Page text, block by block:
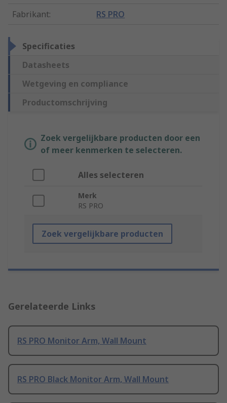
Fabrikant: RS PRO
Specificaties
Datasheets
Wetgeving en compliance
Productomschrijving
Zoek vergelijkbare producten door een
of meer kenmerken te selecteren.
Alles selecteren
Merk
RS PRO
Zoek vergelijkbare producten
Gerelateerde Links
RS PRO Monitor Arm, Wall Mount
RS PRO Black Monitor Arm, Wall Mount